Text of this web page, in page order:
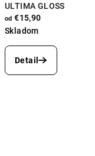
ULTIMA GLOSS
od €15,90
Skladom
hodnotenie
produktu
je
Detail